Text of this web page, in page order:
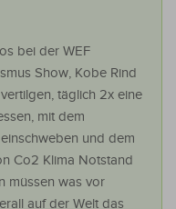
bei der WEF
Show, Kobe Rind
täglich 2x eine
mit dem
und dem
Co2 Klima Notstand
müssen was vor
auf der Welt das